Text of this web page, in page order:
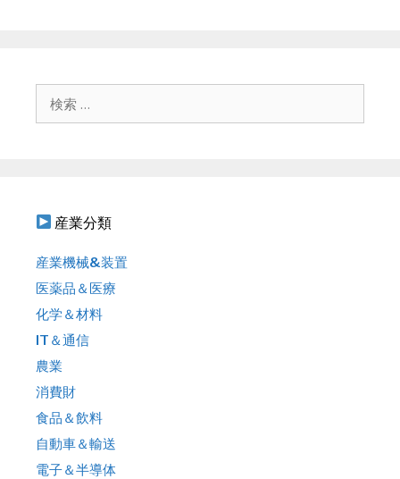
産業分類
産業機械&装置
医薬品＆医療
化学＆材料
IT＆通信
農業
消費財
食品＆飲料
自動車＆輸送
電子＆半導体